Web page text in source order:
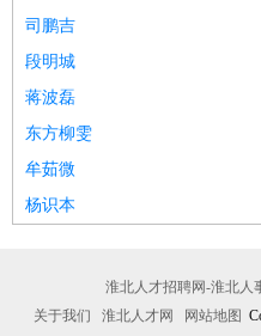
司鹏吉
段明城
蒋波磊
东方柳雯
牟茹微
杨识本
淮北人才招聘网-淮北人
关于我们
淮北人才网 网站地图